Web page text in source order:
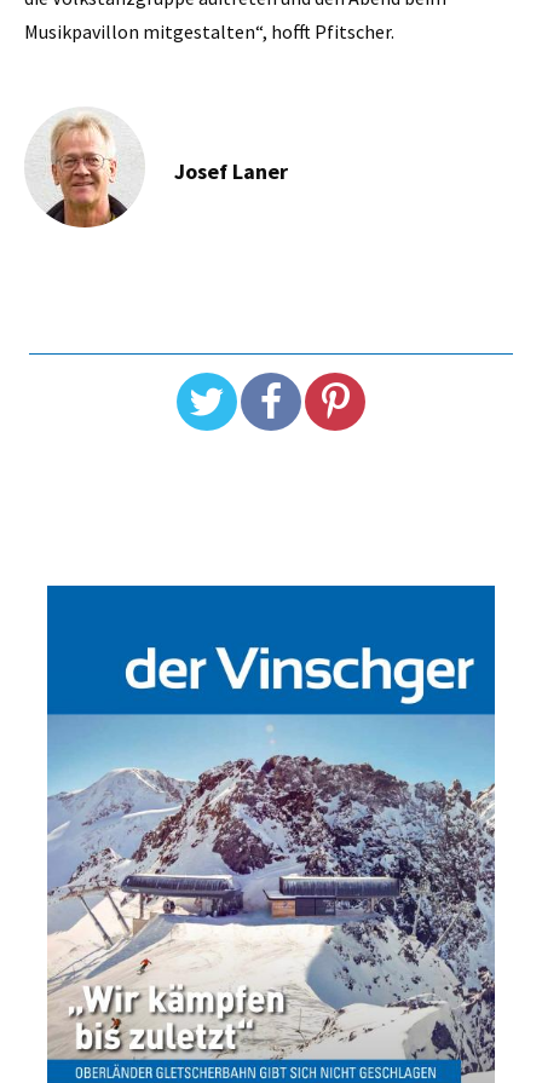
Musikpavillon mitgestalten“, hofft Pfitscher.
Josef Laner